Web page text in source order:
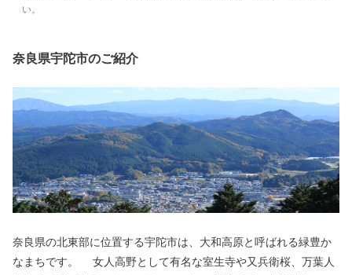
い。
奈良県宇陀市のご紹介
奈良県の北東部に位置する宇陀市は、大和高原と呼ばれる緑豊か
なまちです。 女人高野として有名な室生寺や又兵衛桜、万葉人